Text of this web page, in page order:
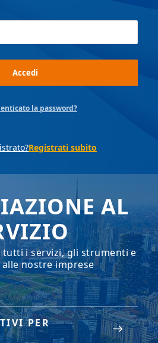
la password?
Registrati subito
AL
tutti i servizi, gli strumenti e
nostre imprese
PER